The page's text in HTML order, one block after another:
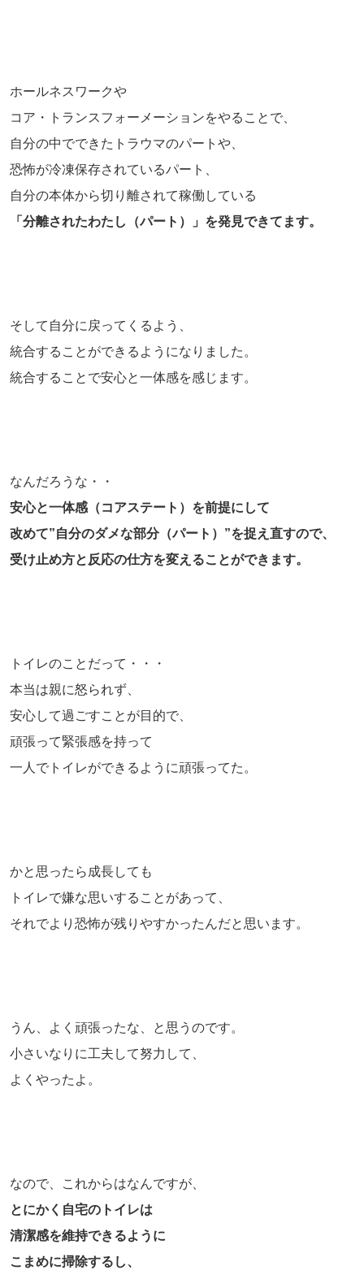
ホールネスワークや
コア・トランスフォーメーションをやることで、
自分の中でできたトラウマのパートや、
恐怖が冷凍保存されているパート、
自分の本体から切り離されて稼働している
「分離されたわたし（パート）」を発見できてます。
そして自分に戻ってくるよう、
統合することができるようになりました。
統合することで安心と一体感を感じます。
なんだろうな・・
安心と一体感（コアステート）を前提にして
改めて”自分のダメな部分（パート）”を捉え直すので、
受け止め方と反応の仕方を変えることができます。
トイレのことだって・・・
本当は親に怒られず、
安心して過ごすことが目的で、
頑張って緊張感を持って
一人でトイレができるように頑張ってた。
かと思ったら成長しても
トイレで嫌な思いすることがあって、
それでより恐怖が残りやすかったんだと思います。
うん、よく頑張ったな、と思うのです。
小さいなりに工夫して努力して、
よくやったよ。
なので、これからはなんですが、
とにかく自宅のトイレは
清潔感を維持できるように
こまめに掃除するし、